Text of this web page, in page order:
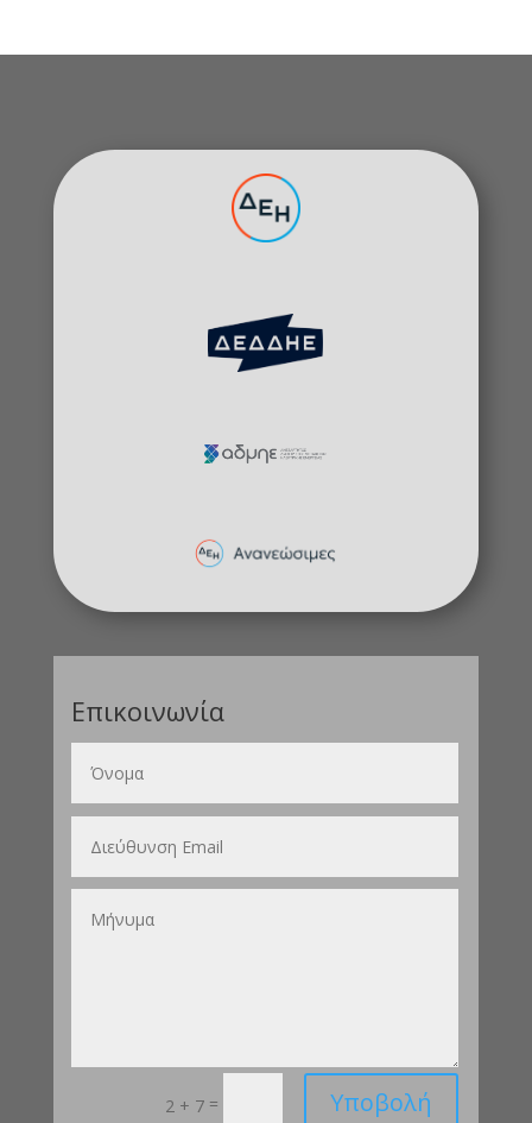
Επικοινωνία
2 + 7 = Υποβολή